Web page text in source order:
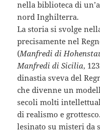
nella biblioteca di
nord Inghilterra.
La storia si svolge
precisamente nel
(Manfredi di
Manfredi di Sicilia,
dinastia sveva del
che divenne un
secoli molti
di realismo e
lesinato su misteri da